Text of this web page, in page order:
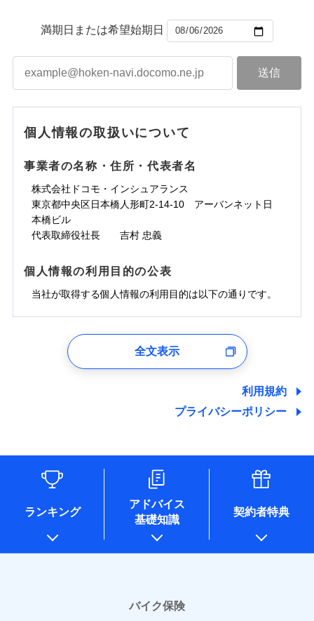
満期日または希望始期日
個人情報の取扱いについて
事業者の名称・住所・代表者名
株式会社ドコモ・インシュアランス
東京都中央区日本橋人形町2-14-10 アーバンネット日
本橋ビル
代表取締役社長 吉村 忠義
個人情報の利用目的の公表
当社が取得する個人情報の利用目的は以下の通りです。
ユーザー登録受付および、管理のため
しくは委託を受けている保険会社・提携会社の保険その他に
た維持管理等の委託業務遂行のため、またそれらに付帯、関
情報を取引のある他の保険会社の商品・サービスをご提案す
るために利用させていただくことがあります。）
各種セミナーの開催のため
アンケートやキャンペーン等の実施のため
上記に係る案内・手続き・管理等付帯業務を行うため
* 当社が委託を受けている保険会社の情報は、保険会社
のホームページに掲載しておりますので、ご確認くださ
あいおいニッセイ同和損害保険株式会社
全文表示
利用規約
プライバシーポリシー
ランキング
アドバイス
基礎知識
契約者特典
バイク保険